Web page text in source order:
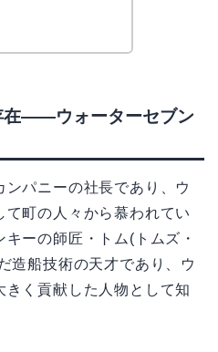
在——ウォーターセブン
パニーの社長であり、ウ
て町の人々から慕われてい
ーの師匠・トム(トムズ・
造船技術の天才であり、ウ
きく貢献した人物として知